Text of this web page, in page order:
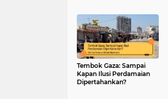
Tembok Gaza: Sampai
Kapan Ilusi Perdamaian
Dipertahankan?